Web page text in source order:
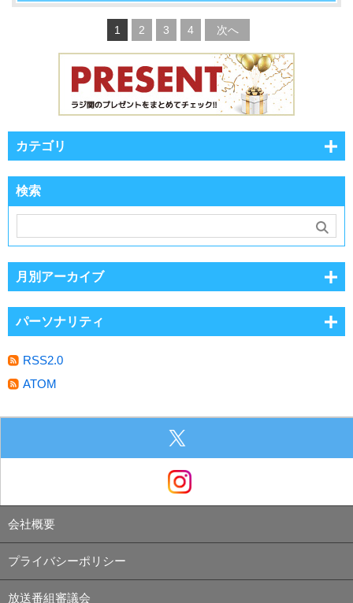
1 2 3 4 次へ
カテゴリ
検索
月別アーカイブ
パーソナリティ
RSS2.0
ATOM
会社概要
プライバシーポリシー
放送番組審議会